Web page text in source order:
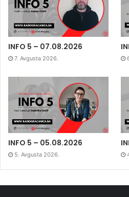
INFO 5 – 07.08.2026
7. Avgusta 2026.
INFO 5 – 05.08.2026
5. Avgusta 2026.